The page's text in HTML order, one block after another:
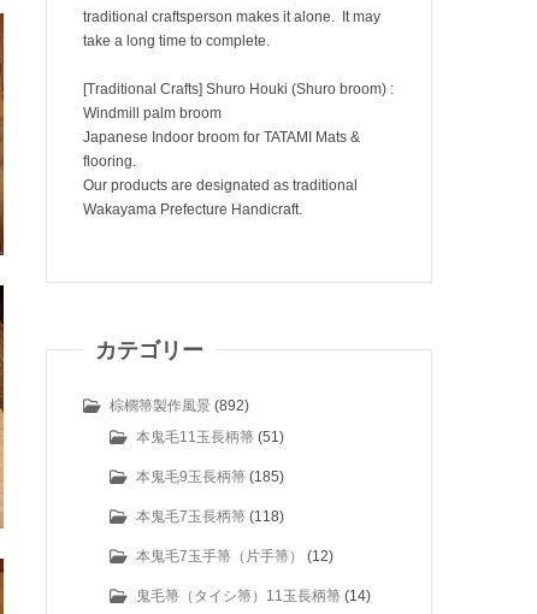
traditional craftsperson makes it alone. It may
take a long time to complete.
[Traditional Crafts] Shuro Houki (Shuro broom) :
Windmill palm broom
Japanese Indoor broom for TATAMI Mats &
flooring.
Our products are designated as traditional
Wakayama Prefecture Handicraft.
カテゴリー
棕櫚箒製作風景 (892)
本鬼毛11玉長柄箒 (51)
本鬼毛9玉長柄箒 (185)
本鬼毛7玉長柄箒 (118)
本鬼毛7玉手箒（片手箒） (12)
鬼毛箒（タイシ箒）11玉長柄箒 (14)